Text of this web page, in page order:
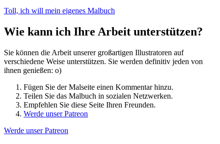
Toll, ich will mein eigenes Malbuch
Wie kann ich Ihre Arbeit unterstützen?
Sie können die Arbeit unserer großartigen Illustratoren auf
verschiedene Weise unterstützen. Sie werden definitiv jeden von
ihnen genießen: o)
Fügen Sie der Malseite einen Kommentar hinzu.
Teilen Sie das Malbuch in sozialen Netzwerken.
Empfehlen Sie diese Seite Ihren Freunden.
Werde unser Patreon
Werde unser Patreon